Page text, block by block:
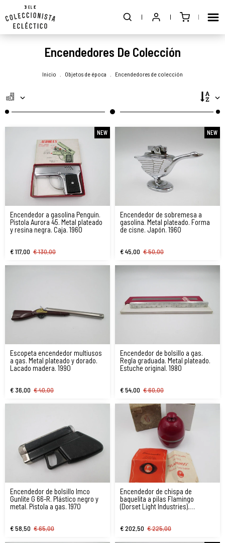
Encendedores De Colección
Inicio Objetos de época Encendedores de colección
NEW
Encendedor a gasolina Penguin.
Pistola Aurora 45. Metal plateado
y resina negra. Caja. 1960
€ 117,00 € 130,00
NEW
Encendedor de sobremesa a
gasolina. Metal plateado. Forma
de cisne. Japón. 1960
€ 45,00 € 50,00
Escopeta encendedor multiusos
a gas. Metal plateado y dorado.
Lacado madera. 1990
€ 36,00 € 40,00
Encendedor de bolsillo a gas.
Regla graduada. Metal plateado.
Estuche original. 1980
€ 54,00 € 60,00
Encendedor de bolsillo Imco
Gunlite G 66-R. Plástico negro y
metal. Pistola a gas. 1970
€ 58,50 € 65,00
Encendedor de chispa de
baquelita a pilas Flamingo
(Dorset Light Industries).
€ 202,50 € 225,00